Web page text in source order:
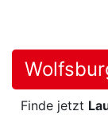
Finde jetzt